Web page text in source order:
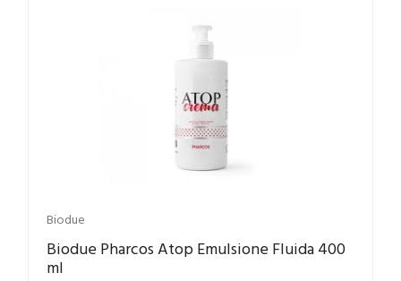
Biodue
Biodue Pharcos Atop Emulsione Fluida 400
ml